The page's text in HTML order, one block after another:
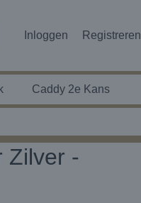
Inloggen Registreren
Caddy 2e Kans
Zilver -